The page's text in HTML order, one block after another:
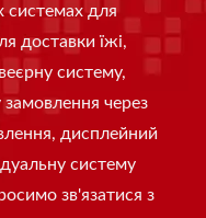
системах для
доставки їжі,
систему,
через
дисплейний
систему
зв'язатися з